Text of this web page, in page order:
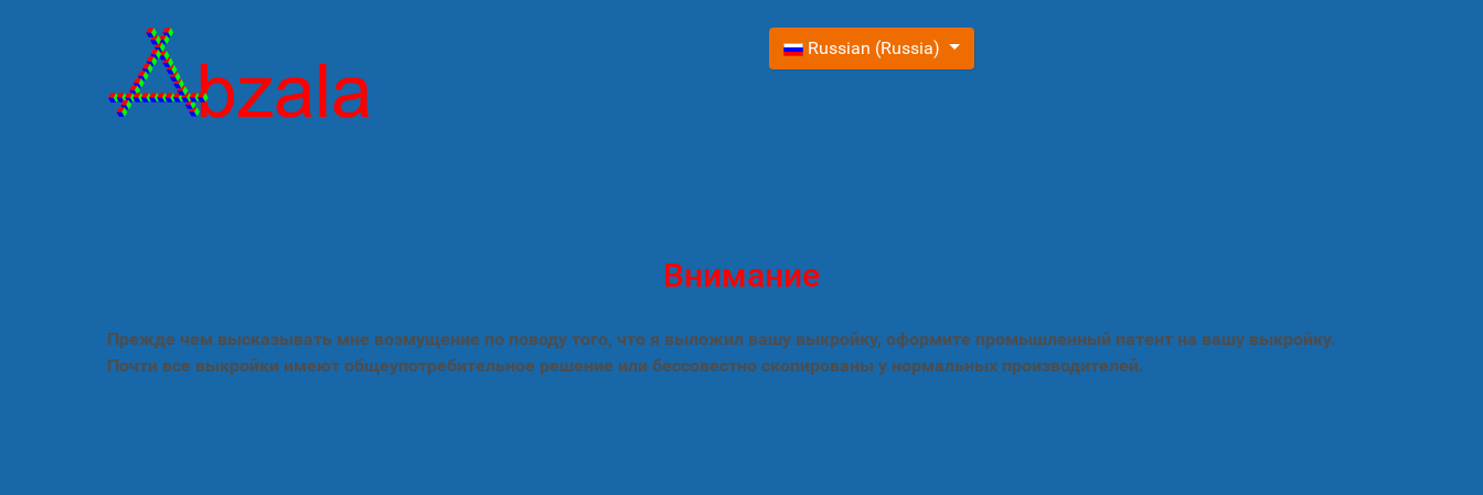
Выберите язык
Russian (Russia)
Внимание
Прежде чем высказывать мне возмущение по поводу того, что я выложил вашу выкройку, оформите промышленный патент на вашу выкройку.
Почти все выкройки имеют общеупотребительное решение или бессовестно скопированы у нормальных производителей.